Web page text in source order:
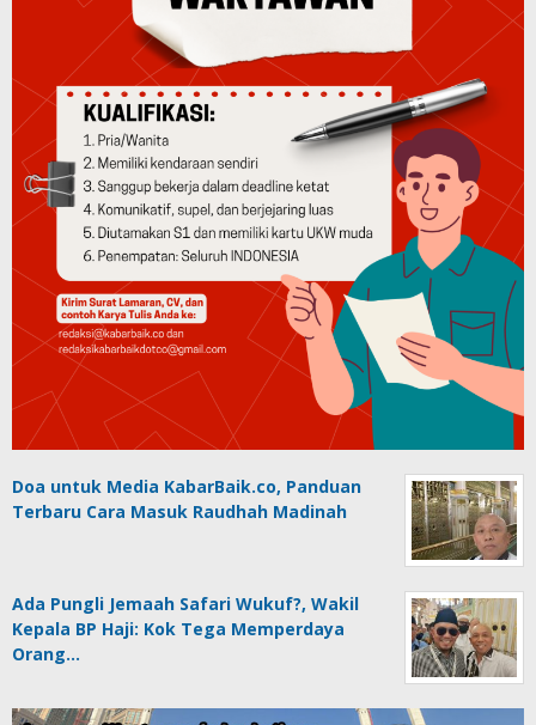
Doa untuk Media KabarBaik.co, Panduan
Terbaru Cara Masuk Raudhah Madinah
Ada Pungli Jemaah Safari Wukuf?, Wakil
Kepala BP Haji: Kok Tega Memperdaya
Orang…